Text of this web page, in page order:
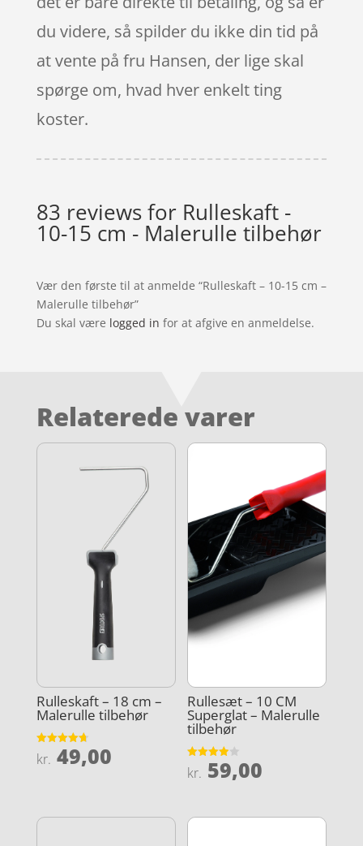
du videre, så spilder du ikke din tid på
at vente på fru Hansen, der lige skal
spørge om, hvad hver enkelt ting
koster.
83 reviews for Rulleskaft -
10-15 cm - Malerulle tilbehør
Vær den første til at anmelde “Rulleskaft – 10-15 cm –
Malerulle tilbehør”
Du skal være logged in for at afgive en anmeldelse.
Relaterede varer
Rulleskaft – 18 cm –
Malerulle tilbehør
Vurderet
4.7
kr. 49,00
Rullesæt – 10 CM
Superglat – Malerulle
tilbehør
Vurderet
3.9
kr. 59,00